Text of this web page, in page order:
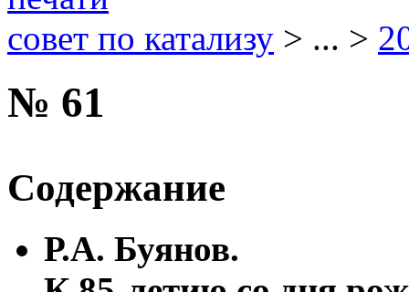
совет по катализу > ... >
№ 61
Содержание
Р.А. Буянов.